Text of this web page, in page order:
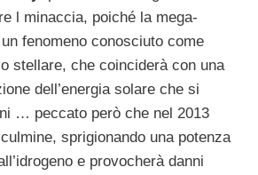
l minaccia, poiché la mega-
fenomeno conosciuto come
stellare, che coinciderà con una
dell’energia solare che si
… peccato però che nel 2013
sprigionando una potenza
e provocherà danni